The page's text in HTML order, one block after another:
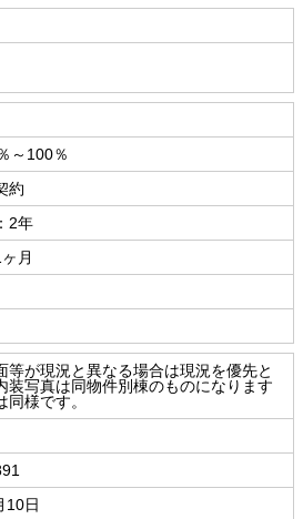
～100％
約
2年
月
等が現況と異なる場合は現況を優先と
装写真は同物件別棟のものになります
同様です。
10日